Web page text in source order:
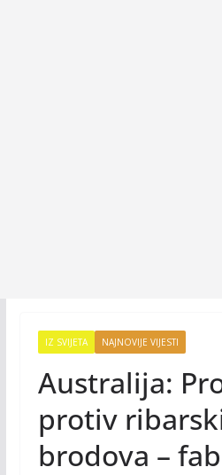
IZ SVIJETA NAJNOVIJE VIJESTI
Australija:
protiv
brodova –